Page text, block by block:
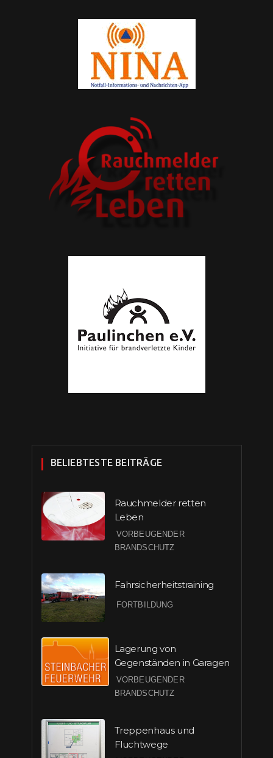
BELIEBTESTE BEITRÄGE
Rauchmelder retten
Leben
VORBEUGENDER
BRANDSCHUTZ
Fahrsicherheitstraining
FORTBILDUNG
Lagerung von
Gegenständen in Garagen
VORBEUGENDER
BRANDSCHUTZ
Treppenhaus und
Fluchtwege